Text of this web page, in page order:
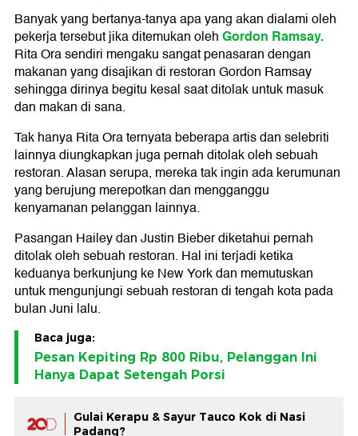
Banyak yang bertanya-tanya apa yang akan dialami oleh
pekerja tersebut jika ditemukan olehGordon Ramsay.
Rita Ora sendiri mengaku sangat penasaran dengan
makanan yang disajikan di restoran Gordon Ramsay
sehingga dirinya begitu kesal saat ditolak untuk masuk
dan makan di sana.
Tak hanya Rita Ora ternyata beberapa artis dan selebriti
lainnya diungkapkan juga pernah ditolak oleh sebuah
restoran. Alasan serupa, mereka tak ingin ada kerumunan
yang berujung merepotkan dan mengganggu
kenyamanan pelanggan lainnya.
Pasangan Hailey dan Justin Bieber diketahui pernah
ditolak oleh sebuah restoran. Hal ini terjadi ketika
keduanya berkunjung ke New York dan memutuskan
untuk mengunjungi sebuah restoran di tengah kota pada
bulan Juni lalu.
Baca juga:
Pesan Kepiting Rp 800 Ribu, Pelanggan Ini
Hanya Dapat Setengah Porsi
Gulai Kerapu & Sayur Tauco Kok di Nasi
Padang?